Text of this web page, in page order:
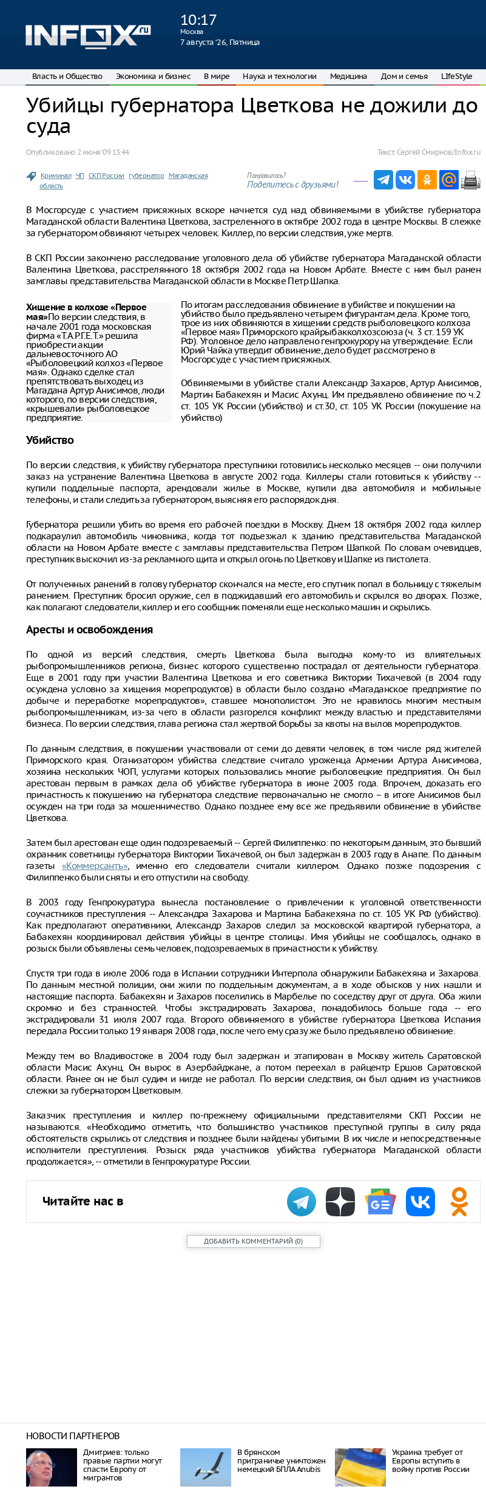
10:17
Москва
7 августа ‘26, Пятница
Власть и Общество Экономика и бизнес В мире Наука и технологии Медицина Дом и семья LIfeStyle
Убийцы губернатора Цветкова не дожили до
суда
Опубликовано 2 июня ‘09 13:44 Текст:Сергей Смирнов/Infox.ru
Криминал ЧП СКП России губернатор
Магаданская
область
Понравилось?
Поделитесь с друзьями!
В Мосгорсуде с участием присяжных вскоре начнется суд над обвиняемыми в убийстве губернатора
Магаданской области Валентина Цветкова, застреленного в октябре 2002 года в центре Москвы. В слежке
за губернатором обвиняют четырех человек. Киллер, по версии следствия, уже мертв.
В СКП России закончено расследование уголовного дела об убийстве губернатора Магаданской области
Валентина Цветкова, расстрелянного 18 октября 2002 года на Новом Арбате. Вместе с ним был ранен
замглавы представительства Магаданской области в Москве Петр Шапка.
Хищение в колхозе «Первое
мая»По версии следствия, в
начале 2001 года московская
фирма «Т.А.Р.Г.Е.Т.» решила
приобрести акции
дальневосточного АО
«Рыболовецкий колхоз «Первое
мая». Однако сделке стал
препятствовать выходец из
Магадана Артур Анисимов, люди
которого, по версии следствия,
«крышевали» рыболовецкое
предприятие.
По итогам расследования обвинение в убийстве и покушении на
убийство было предъявлено четырем фигурантам дела. Кроме того,
трое из них обвиняются в хищении средств рыболовецкого колхоза
«Первое мая» Приморского крайрыбакколхозсоюза (ч. 3 ст. 159 УК
РФ). Уголовное дело направлено генпрокурору на утверждение. Если
Юрий Чайка утвердит обвинение, дело будет рассмотрено в
Мосгорсуде с участием присяжных.
Обвиняемыми в убийстве стали Александр Захаров, Артур Анисимов,
Мартин Бабакехян и Масис Ахунц. Им предъявлено обвинение по ч.2
ст. 105 УК России (убийство) и ст.30, ст. 105 УК России (покушение на
убийство)
Убийство
По версии следствия, к убийству губернатора преступники готовились несколько месяцев -- они получили
заказ на устранение Валентина Цветкова в августе 2002 года. Киллеры стали готовиться к убийству --
купили поддельные паспорта, арендовали жилье в Москве, купили два автомобиля и мобильные
телефоны, и стали следить за губернатором, выясняя его распорядок дня.
Губернатора решили убить во время его рабочей поездки в Москву. Днем 18 октября 2002 года киллер
подкараулил автомобиль чиновника, когда тот подъезжал к зданию представительства Магаданской
области на Новом Арбате вместе с замглавы представительства Петром Шапкой. По словам очевидцев,
преступник выскочил из-за рекламного щита и открыл огонь по Цветкову и Шапке из пистолета.
От полученных ранений в голову губернатор скончался на месте, его спутник попал в больницу с тяжелым
ранением. Преступник бросил оружие, сел в поджидавший его автомобиль и скрылся во дворах. Позже,
как полагают следователи, киллер и его сообщник поменяли еще несколько машин и скрылись.
Аресты и освобождения
По одной из версий следствия, смерть Цветкова была выгодна кому-то из влиятельных
рыбопромышленников региона, бизнес которого существенно пострадал от деятельности губернатора.
Еще в 2001 году при участии Валентина Цветкова и его советника Виктории Тихачевой (в 2004 году
осуждена условно за хищения морепродуктов) в области было создано «Магаданское предприятие по
добыче и переработке морепродуктов», ставшее монополистом. Это не нравилось многим местным
рыбопромышленникам, из-за чего в области разгорелся конфликт между властью и представителями
бизнеса. По версии следствия, глава региона стал жертвой борьбы за квоты на вылов морепродуктов.
По данным следствия, в покушении участвовали от семи до девяти человек, в том числе ряд жителей
Приморского края. Оганизатором убийства следствие считало уроженца Армении Артура Анисимова,
хозяина нескольких ЧОП, услугами которых пользовались многие рыболовецкие предприятия. Он был
арестован первым в рамках дела об убийстве губернатора в июне 2003 года. Впрочем, доказать его
причастность к покушению на губернатора следствие первоначально не смогло – в итоге Анисимов был
осужден на три года за мошенничество. Однако позднее ему все же предъявили обвинение в убийстве
Цветкова.
Затем был арестован еще один подозреваемый -- Сергей Филиппенко: по некоторым данным, это бывший
охранник советницы губернатора Виктории Тихачевой, он был задержан в 2003 году в Анапе. По данным
газеты «Коммерсантъ», именно его следователи считали киллером. Однако позже подозрения с
Филиппенко были сняты и его отпустили на свободу.
В 2003 году Генпрокуратура вынесла постановление о привлечении к уголовной ответственности
соучастников преступления -- Александра Захарова и Мартина Бабакехяна по ст. 105 УК РФ (убийство).
Как предполагают оперативники, Александр Захаров следил за московской квартирой губернатора, а
Бабакехян координировал действия убийцы в центре столицы. Имя убийцы не сообщалось, однако в
розыск были объявлены семь человек, подозреваемых в причастности к убийству.
Спустя три года в июле 2006 года в Испании сотрудники Интерпола обнаружили Бабакехяна и Захарова.
По данным местной полиции, они жили по поддельным документам, а в ходе обысков у них нашли и
настоящие паспорта. Бабакехян и Захаров поселились в Марбелье по соседству друг от друга. Оба жили
скромно и без странностей. Чтобы экстрадировать Захарова, понадобилось больше года -- его
экстрадировали 31 июля 2007 года. Второго обвиняемого в убийстве губернатора Цветкова Испания
передала России только 19 января 2008 года, после чего ему сразу же было предъявлено обвинение.
Между тем во Владивостоке в 2004 году был задержан и этапирован в Москву житель Саратовской
области Масис Ахунц. Он вырос в Азербайджане, а потом переехал в райцентр Ершов Саратовской
области. Ранее он не был судим и нигде не работал. По версии следствия, он был одним из участников
слежки за губернатором Цветковым.
Заказчик преступления и киллер по-прежнему официальными представителями СКП России не
называются. «Необходимо отметить, что большинство участников преступной группы в силу ряда
обстоятельств скрылись от следствия и позднее были найдены убитыми. В их числе и непосредственные
исполнители преступления. Розыск ряда участников убийства губернатора Магаданской области
продолжается», -- отметили в Генпрокуратуре России.
Читайте нас в
ДОБАВИТЬ КОММЕНТАРИЙ (0)
НОВОСТИ ПАРТНЕРОВ
Дмитриев: только
правые партии могут
спасти Европу от
мигрантов
В брянском
приграничье уничтожен
немецкий БПЛА Anubis
Украина требует от
Европы вступить в
войну против России